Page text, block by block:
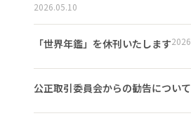
2026.05.10
「世界年鑑」を休刊いたします
公正取引委員会からの勧告について